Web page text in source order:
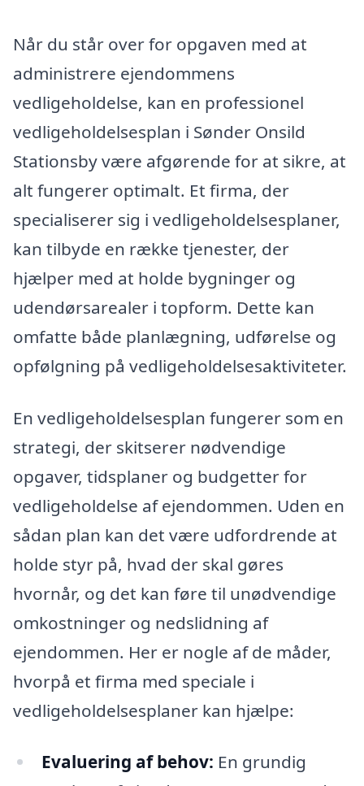
Når du står over for opgaven med at
administrere ejendommens
vedligeholdelse, kan en professionel
vedligeholdelsesplan i Sønder Onsild
Stationsby være afgørende for at sikre, at
alt fungerer optimalt. Et firma, der
specialiserer sig i vedligeholdelsesplaner,
kan tilbyde en række tjenester, der
hjælper med at holde bygninger og
udendørsarealer i topform. Dette kan
omfatte både planlægning, udførelse og
opfølgning på vedligeholdelsesaktiviteter.
En vedligeholdelsesplan fungerer som en
strategi, der skitserer nødvendige
opgaver, tidsplaner og budgetter for
vedligeholdelse af ejendommen. Uden en
sådan plan kan det være udfordrende at
holde styr på, hvad der skal gøres
hvornår, og det kan føre til unødvendige
omkostninger og nedslidning af
ejendommen. Her er nogle af de måder,
hvorpå et firma med speciale i
vedligeholdelsesplaner kan hjælpe:
Evaluering af behov: En grundig